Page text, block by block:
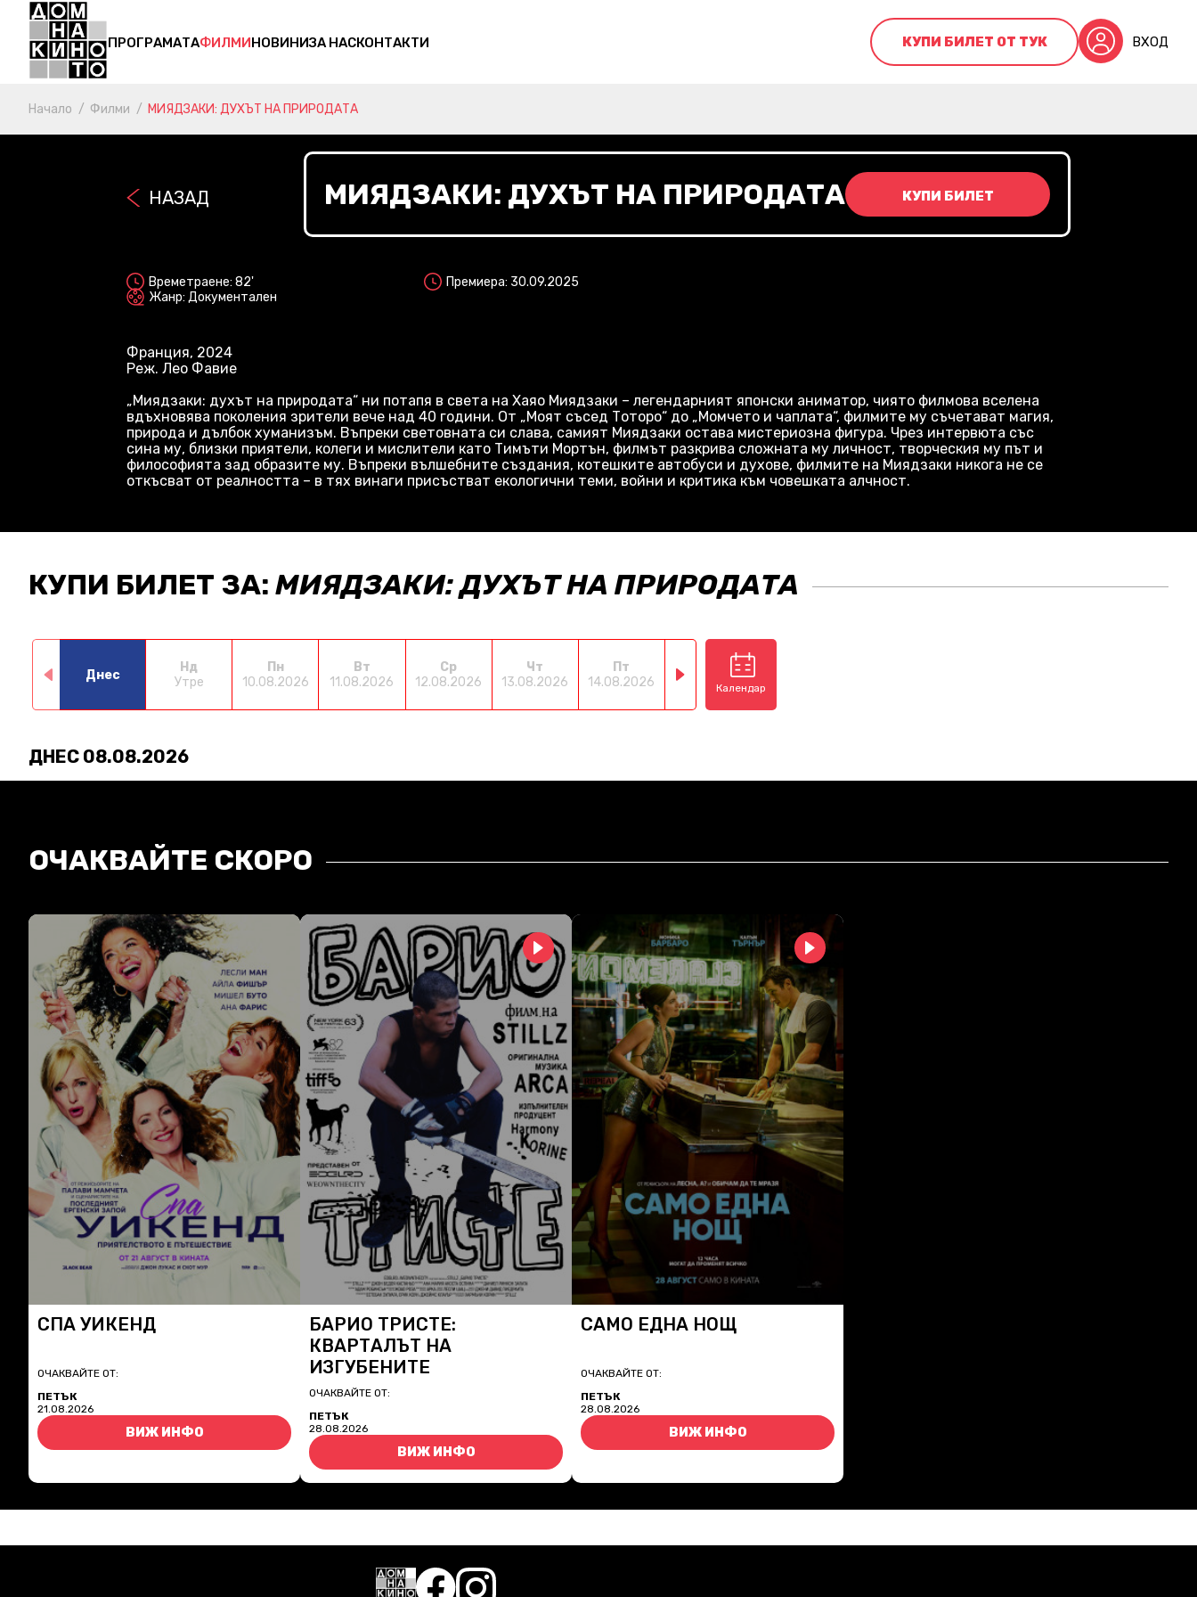
ПРОГРАМАТАФИЛМИНОВИНИЗА НАСКОНТАКТИ КУПИ БИЛЕТ ОТ ТУК ВХОД
Начало Филми МИЯДЗАКИ: ДУХЪТ НА ПРИРОДАТА
НАЗАД МИЯДЗАКИ: ДУХЪТ НА ПРИРОДАТА КУПИ БИЛЕТ
Времетраене: 82'
Премиера: 30.09.2025
Жанр: Документален
Франция, 2024
Реж. Лео Фавие
„Миядзаки: духът на природата“ ни потапя в света на Хаяо Миядзаки – легендарният японски аниматор, чиято филмова вселена
вдъхновява поколения зрители вече над 40 години. От „Моят съсед Тоторо“ до „Момчето и чаплата“, филмите му съчетават магия,
природа и дълбок хуманизъм. Въпреки световната си слава, самият Миядзаки остава мистериозна фигура. Чрез интервюта със
сина му, близки приятели, колеги и мислители като Тимъти Мортън, филмът разкрива сложната му личност, творческия му път и
философията зад образите му. Въпреки вълшебните създания, котешките автобуси и духове, филмите на Миядзаки никога не се
откъсват от реалността – в тях винаги присъстват екологични теми, войни и критика към човешката алчност.
КУПИ БИЛЕТ ЗА: МИЯДЗАКИ: ДУХЪТ НА ПРИРОДАТА
Днес
Нд
Утре
Пн
10.08.2026
Вт
11.08.2026
Ср
12.08.2026
Чт
13.08.2026
Пт
14.08.2026
15.08.2026Календар
ДНЕС 08.08.2026
ОЧАКВАЙТЕ СКОРО
СПА УИКЕНД
ОЧАКВАЙТЕ ОТ:
ПЕТЪК
21.08.2026
ВИЖ ИНФО
БАРИО ТРИСТЕ:
КВАРТАЛЪТ НА
ИЗГУБЕНИТЕ
ОЧАКВАЙТЕ ОТ:
ПЕТЪК
28.08.2026
ВИЖ ИНФО
САМО ЕДНА НОЩ
ОЧАКВАЙТЕ ОТ:
ПЕТЪК
28.08.2026
ВИЖ ИНФО